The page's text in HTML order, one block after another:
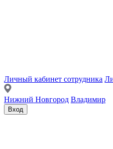
Личный кабинет сотрудника
Нижний Новгород Владимир
Вход